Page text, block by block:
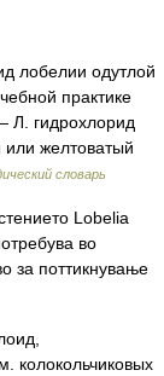
лобелии одутлой
практике
Л. гидрохлорид
желтоватый
словарь
Lobelia
во
за поттикнување
колокольчиковых